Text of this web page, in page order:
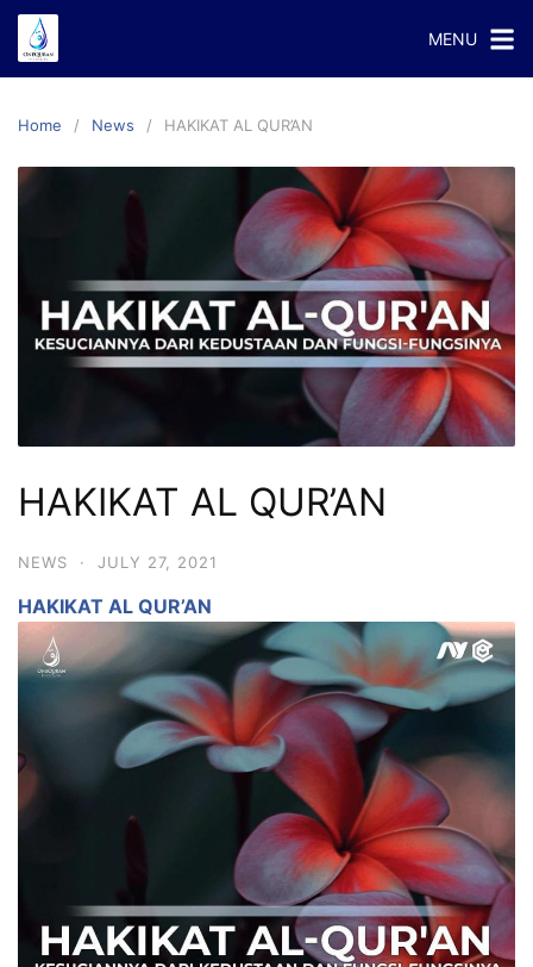
Skip
content
MENU
Home News HAKIKAT AL QUR’AN
HAKIKAT AL QUR’AN
NEWS · JULY 27, 2021
HAKIKAT AL QUR’AN